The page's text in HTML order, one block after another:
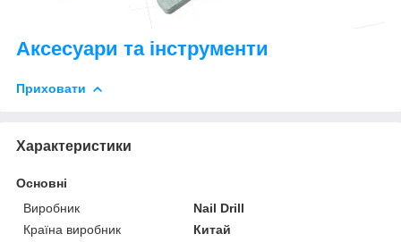
Аксесуари та інструменти
Приховати
Характеристики
Основні
Виробник
Nail Drill
Країна виробник
Китай